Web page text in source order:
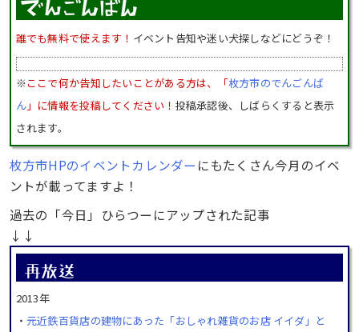
誰でも無料で使えます！ イベント告知や迷い犬探しなどにどうぞ！
※ ここで何か告知したいことがある方は、「枚方市のでんごんば
ん」に情報を投稿してください！ 投稿承認後、しばらくすると表示
されます。
枚方市HPのイベントカレンダー にもたくさん今月のイベ
ントが載ってますよ！
過去の「今日」ひらつーにアップされた記事
↓↓
2013年
・ 元近鉄百貨店の建物にあった「おしゃれ雑貨のお店 イイダ」と